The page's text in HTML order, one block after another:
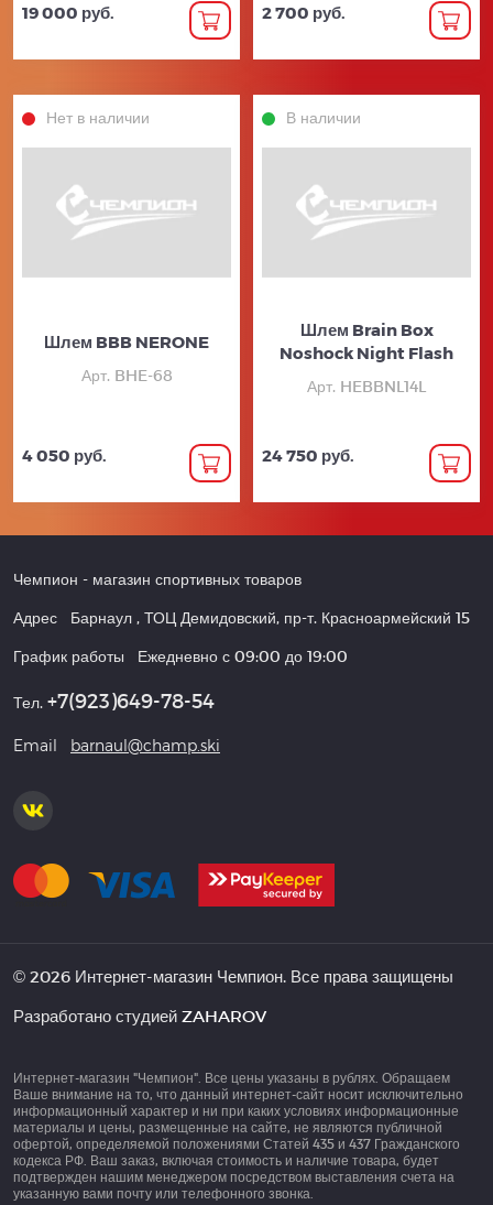
19 000 руб. 2 700 руб.
Нет в наличии
Шлем BBB NERONE
Арт. BHE-68
4 050 руб.
В наличии
Шлем Brain Box
Noshock Night Flash
Арт. HEBBNL14L
24 750 руб.
Чемпион - магазин спортивных товаров
Адрес Барнаул , ТОЦ Демидовский, пр-т. Красноармейский 15
График работы Ежедневно с 09:00 до 19:00
Тел. +7(923)649-78-54
Email barnaul@champ.ski
© 2026 Интернет-магазин Чемпион. Все права защищены
Разработано студией ZAHAROV
Интернет-магазин "Чемпион". Все цены указаны в рублях. Обращаем
Ваше внимание на то, что данный интернет-сайт носит исключительно
информационный характер и ни при каких условиях информационные
материалы и цены, размещенные на сайте, не являются публичной
офертой, определяемой положениями Статей 435 и 437 Гражданского
кодекса РФ. Ваш заказ, включая стоимость и наличие товара, будет
подтвержден нашим менеджером посредством выставления счета на
указанную вами почту или телефонного звонка.